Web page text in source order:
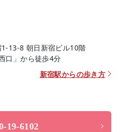
13-8 朝日新宿ビル10階
口」から徒歩4分
新宿駅からの歩き方
19-6102